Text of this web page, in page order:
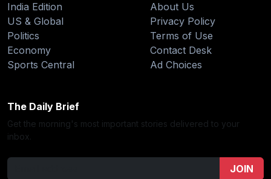
India Edition
US & Global
Politics
Economy
Sports Central
About Us
Privacy Policy
Terms of Use
Contact Desk
Ad Choices
The Daily Brief
Get the morning's most important stories delivered to your
inbox.
JOIN